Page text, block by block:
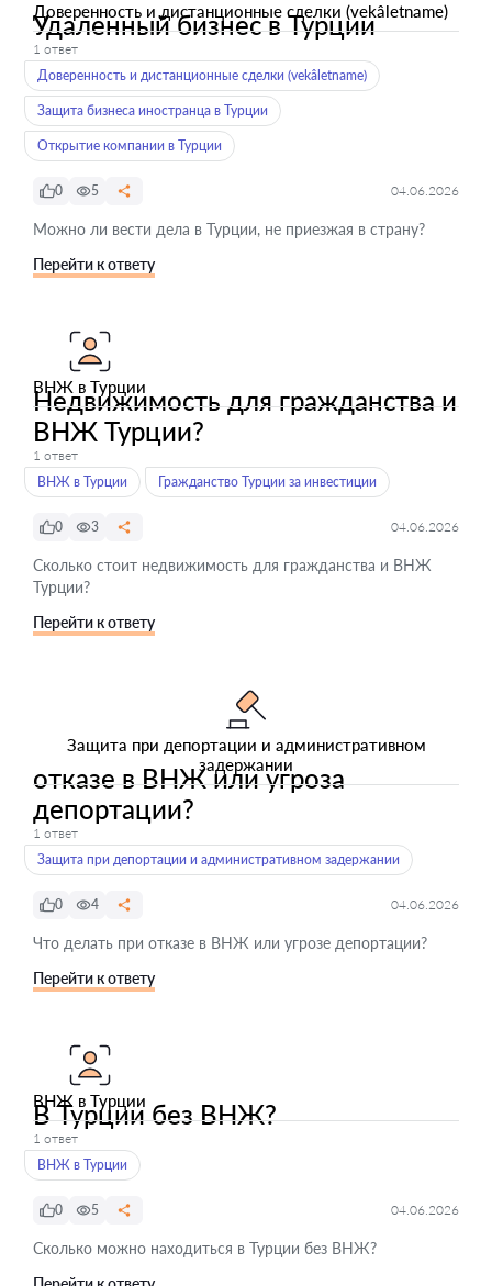
Доверенность и дистанционные сделки (vekâletname)
Удаленный бизнес в Турции
1 ответ
Доверенность и дистанционные сделки (vekâletname)
Защита бизнеса иностранца в Турции
Открытие компании в Турции
0 5 04.06.2026
Можно ли вести дела в Турции, не приезжая в страну?
Перейти к ответу
ВНЖ в Турции
Недвижимость для гражданства и
ВНЖ Турции?
1 ответ
ВНЖ в Турции
Гражданство Турции за инвестиции
0 3 04.06.2026
Сколько стоит недвижимость для гражданства и ВНЖ
Турции?
Перейти к ответу
Защита при депортации и административном
задержании
отказе в ВНЖ или угроза
депортации?
1 ответ
Защита при депортации и административном задержании
0 4 04.06.2026
Что делать при отказе в ВНЖ или угрозе депортации?
Перейти к ответу
ВНЖ в Турции
В Турции без ВНЖ?
1 ответ
ВНЖ в Турции
0 5 04.06.2026
Сколько можно находиться в Турции без ВНЖ?